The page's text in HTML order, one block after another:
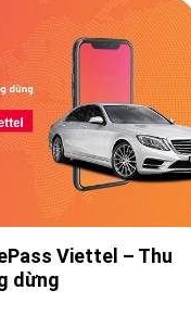
Viettel – Thu
dừng